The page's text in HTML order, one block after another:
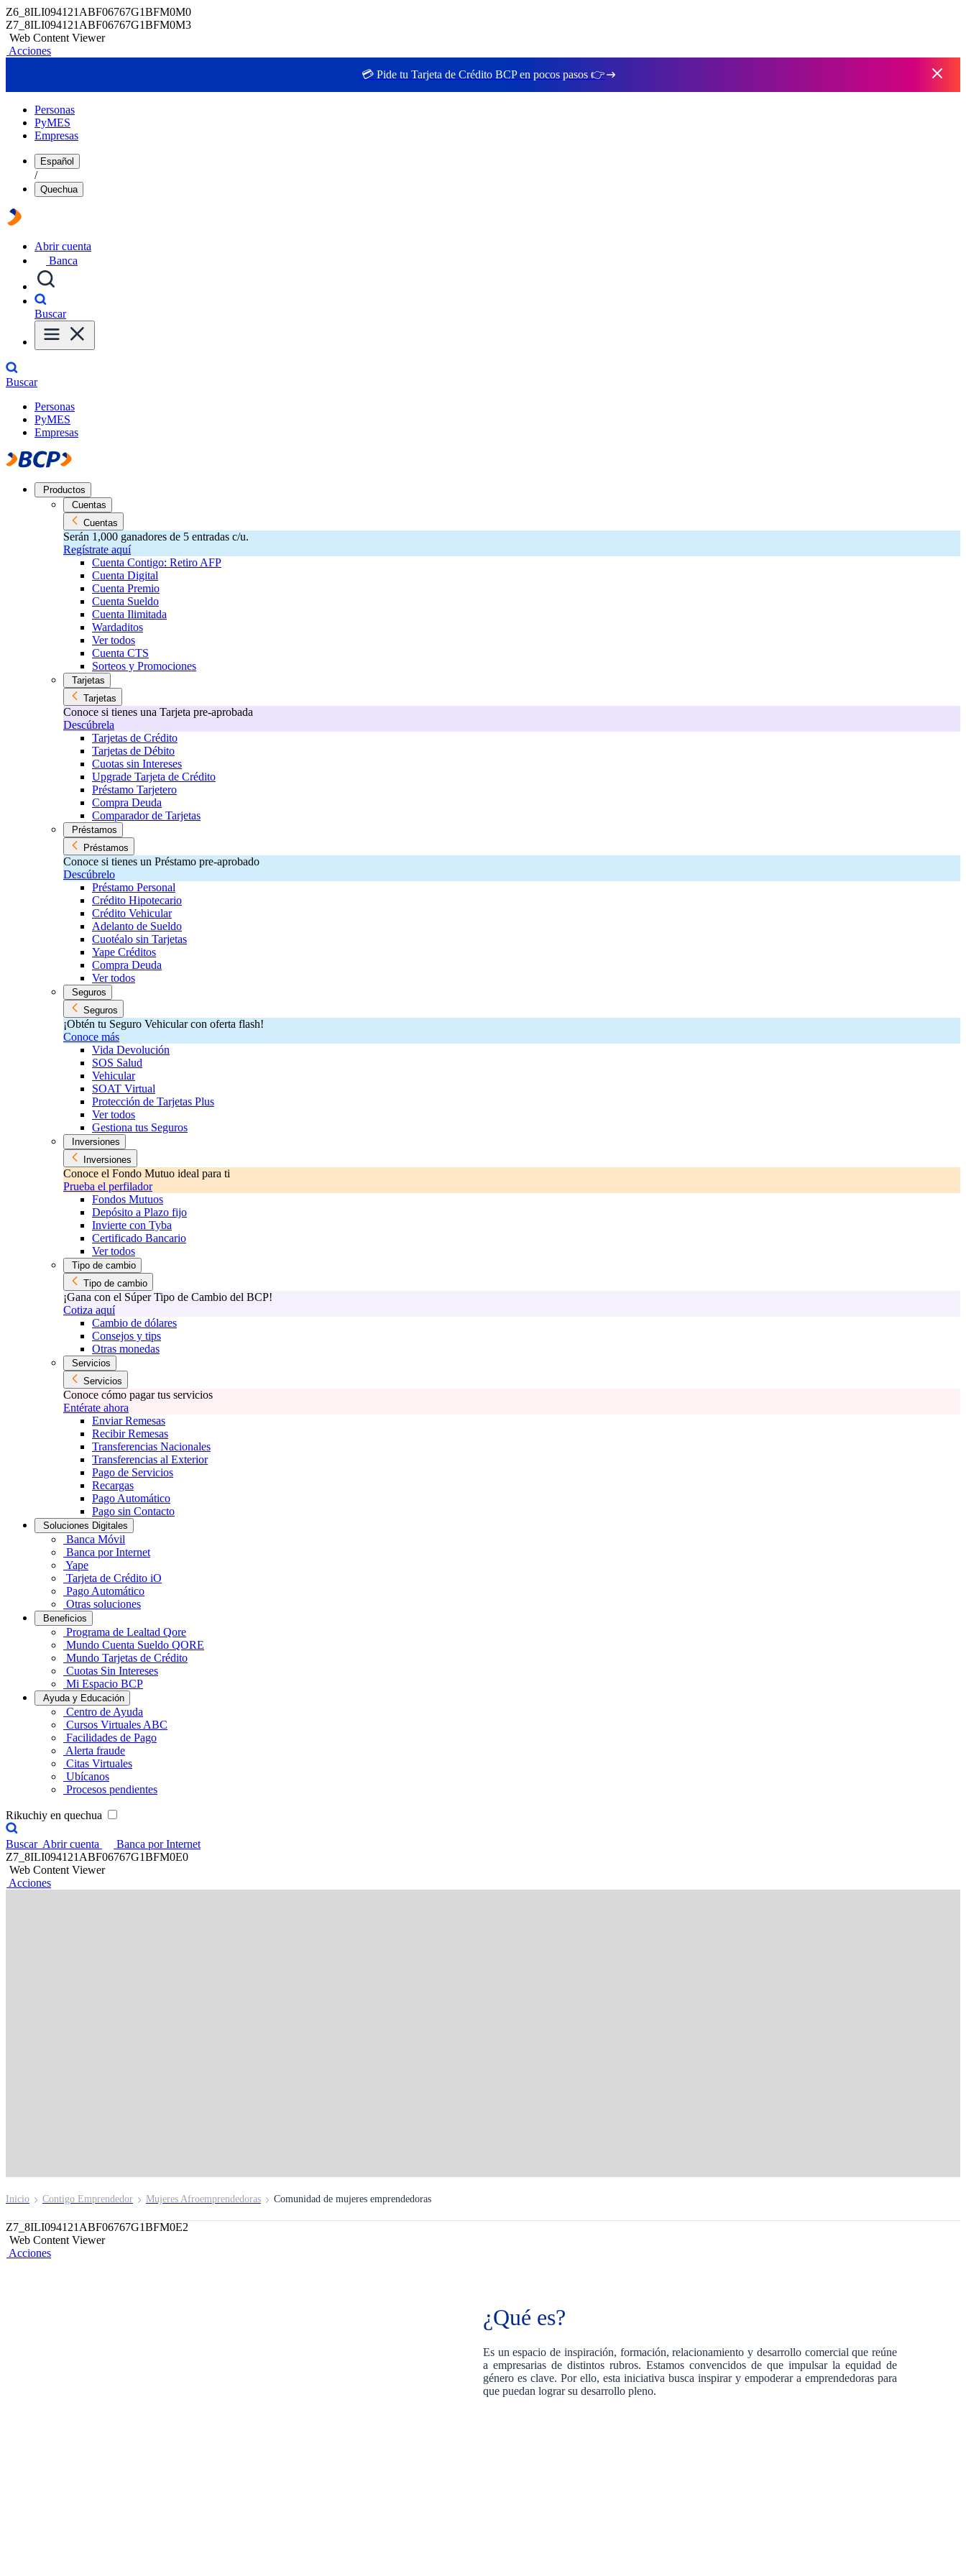
Z6_8ILI094121ABF06767G1BFM0M0
Z7_8ILI094121ABF06767G1BFM0M3
Web Content Viewer
Acciones
💳 Pide tu Tarjeta de Crédito BCP en pocos pasos 👉
Personas
PyMES
Empresas
Español
/
Quechua
Abrir cuenta
Banca
Buscar
Buscar
Personas
PyMES
Empresas
Productos
Cuentas
Cuentas
Serán 1,000 ganadores de 5 entradas c/u.
Regístrate aquí
Cuenta Contigo: Retiro AFP
Cuenta Digital
Cuenta Premio
Cuenta Sueldo
Cuenta Ilimitada
Wardaditos
Ver todos
Cuenta CTS
Sorteos y Promociones
Tarjetas
Tarjetas
Conoce si tienes una Tarjeta pre-aprobada
Descúbrela
Tarjetas de Crédito
Tarjetas de Débito
Cuotas sin Intereses
Upgrade Tarjeta de Crédito
Préstamo Tarjetero
Compra Deuda
Comparador de Tarjetas
Préstamos
Préstamos
Conoce si tienes un Préstamo pre-aprobado
Descúbrelo
Préstamo Personal
Crédito Hipotecario
Crédito Vehicular
Adelanto de Sueldo
Cuotéalo sin Tarjetas
Yape Créditos
Compra Deuda
Ver todos
Seguros
Seguros
¡Obtén tu Seguro Vehicular con oferta flash!
Conoce más
Vida Devolución
SOS Salud
Vehicular
SOAT Virtual
Protección de Tarjetas Plus
Ver todos
Gestiona tus Seguros
Inversiones
Inversiones
Conoce el Fondo Mutuo ideal para ti
Prueba el perfilador
Fondos Mutuos
Depósito a Plazo fijo
Invierte con Tyba
Certificado Bancario
Ver todos
Tipo de cambio
Tipo de cambio
¡Gana con el Súper Tipo de Cambio del BCP!
Cotiza aquí
Cambio de dólares
Consejos y tips
Otras monedas
Servicios
Servicios
Conoce cómo pagar tus servicios
Entérate ahora
Enviar Remesas
Recibir Remesas
Transferencias Nacionales
Transferencias al Exterior
Pago de Servicios
Recargas
Pago Automático
Pago sin Contacto
Soluciones Digitales
Banca Móvil
Banca por Internet
Yape
Tarjeta de Crédito iO
Pago Automático
Otras soluciones
Beneficios
Programa de Lealtad Qore
Mundo Cuenta Sueldo QORE
Mundo Tarjetas de Crédito
Cuotas Sin Intereses
Mi Espacio BCP
Ayuda y Educación
Centro de Ayuda
Cursos Virtuales ABC
Facilidades de Pago
Alerta fraude
Citas Virtuales
Ubícanos
Procesos pendientes
Rikuchiy en quechua
Buscar Abrir cuenta
Banca por Internet
Z7_8ILI094121ABF06767G1BFM0E0
Web Content Viewer
Acciones
Inicio Contigo Emprendedor Mujeres Afroemprendedoras Comunidad de mujeres emprendedoras
Z7_8ILI094121ABF06767G1BFM0E2
Web Content Viewer
Acciones
¿Qué es?
Es un espacio de inspiración, formación, relacionamiento y desarrollo comercial que reúne
a empresarias de distintos rubros. Estamos convencidos de que impulsar la equidad de
género es clave. Por ello, esta iniciativa busca inspirar y empoderar a emprendedoras para
que puedan lograr su desarrollo pleno.